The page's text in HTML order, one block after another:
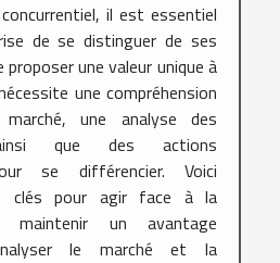
il est essentiel
de se distinguer de ses
une valeur unique à
une compréhension
une analyse des
que des actions
se différencier. Voici
clés pour agir face à la
maintenir un avantage
le marché et la